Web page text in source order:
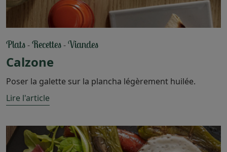
Plats-Recettes-Viandes
Calzone
Poser la galette sur la plancha légèrement huilée.
Lire l'article